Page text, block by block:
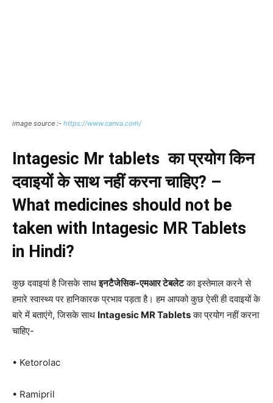
image source :- https://www.canva.com/
Intagesic Mr tablets का प्रयोग किन
दवाइयों के साथ नहीं करना चाहिए? –
What medicines should not be
taken with Intagesic MR Tablets
in Hindi?
कुछ दवाइयां है जिसके साथइनटैजेसिक-एमआर टेबलेटका इस्तेमाल करने से
हमारे स्वास्थ्य पर हानिकारक प्रभाव पड़ता है। हम आपको कुछ ऐसी ही दवाइयों के
बारे में बताएंगे, जिसके साथ Intagesic MR Tabletsका प्रयोग नहीं करना
चाहिए-
• Ketorolac
• Ramipril